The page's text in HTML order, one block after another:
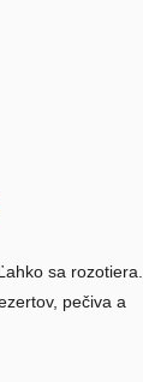
sa rozotiera.
pečiva a